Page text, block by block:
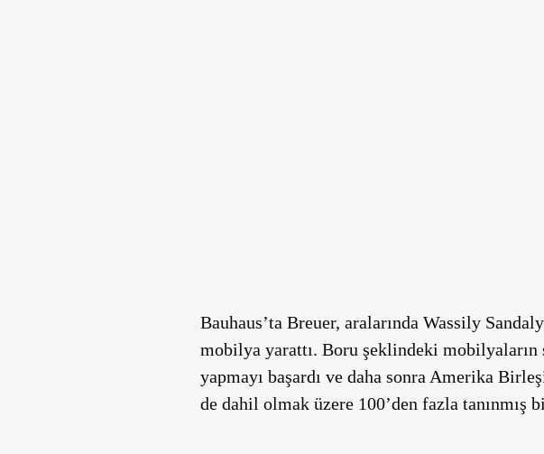
Bauhaus’ta Breuer, aralarında Wassily
mobilya yarattı. Boru şeklindeki mobilyaların
yapmayı başardı ve daha sonra Amerika
de dahil olmak üzere 100’den fazla tanınmış